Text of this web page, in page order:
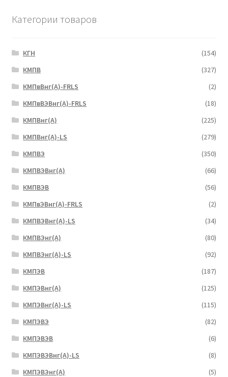
Категории товаров
КГН
(154)
КМПВ
(327)
КМПвВнг(А)-FRLS
(2)
КМПвВЭВнг(А)-FRLS
(18)
КМПВнг(А)
(225)
КМПВнг(А)-LS
(279)
КМПВЭ
(350)
КМПВЭBнг(А)
(66)
КМПВЭВ
(56)
КМПвЭВнг(А)-FRLS
(2)
КМПВЭВнг(А)-LS
(34)
КМПВЭнг(А)
(80)
КМПВЭнг(А)-LS
(92)
КМПЭВ
(187)
КМПЭВнг(А)
(125)
КМПЭВнг(А)-LS
(115)
КМПЭВЭ
(82)
КМПЭВЭВ
(6)
КМПЭВЭВнг(А)-LS
(8)
КМПЭВЭнг(А)
(5)